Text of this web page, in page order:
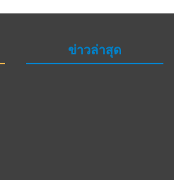
ข่าวล่าสุด